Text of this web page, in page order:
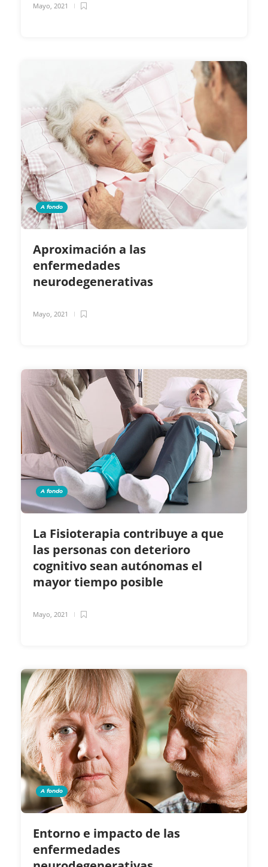
Mayo, 2021
A fondo
Aproximación a las
enfermedades
neurodegenerativas
Mayo, 2021
A fondo
La Fisioterapia contribuye a que
las personas con deterioro
cognitivo sean autónomas el
mayor tiempo posible
Mayo, 2021
A fondo
Entorno e impacto de las
enfermedades